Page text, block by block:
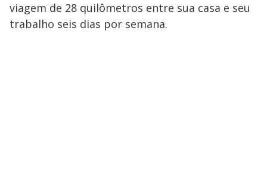
viagem de 28 quilômetros entre sua casa e seu
trabalho seis dias por semana.